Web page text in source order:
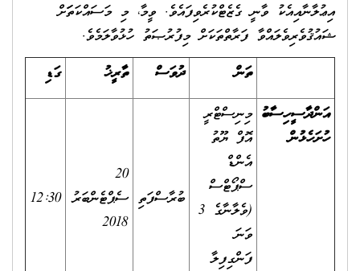
އިޢުލާނާއިއެކު ވާނީ ގެޒެޓްކުރެވިފައެވެ. ވީމާ، މި މަސައްކަތަަށް
ޝައުޤުވެރިވެލައްވާ ފަރާތްތަކަށް މިފުރުޞަތު ހުޅުވާލަމެވެ.
ތަން
ދުވަސް ތާރީޚު
ގަޑި
އަންދާސީހިސާބު
ހުށަހެޅުން
މިނިސްޓްރީ
އޮފް ޔޫތު
އެންޑް
ސްޕޯޓްސް
(ވެލާނާގެ 3
ވަނަ
ފަންގިފިލާ
ބުރާސްފަތި
20
ސެޕްޓެންބަރު
2018
12:30